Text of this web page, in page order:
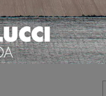
Ho preso visione della